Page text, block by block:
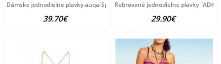
Dámske jednodielne plavky auqa-Speed A2761
39.70€
Rebrované jednodielne plavky
29.90€